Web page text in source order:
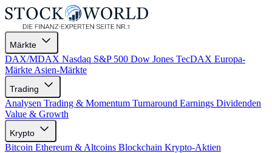
Märkte
DAX/MDAX Nasdaq S&P 500 Dow Jones TecDAX Europa-
Märkte Asien-Märkte
Trading
Analysen Trading & Momentum Turnaround Earnings Dividenden
Value & Growth
Krypto
Bitcoin Ethereum & Altcoins Blockchain Krypto-Aktien